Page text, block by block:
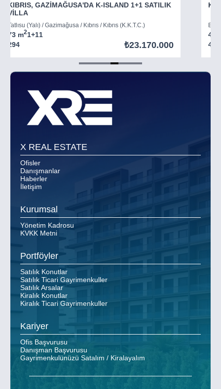
KIBRIS, GAZİMAĞUSA'DA K-ISLAND 1+1 SATILIK
VİLLA
Tatlısu (Yalı) / Gazimağusa / Kıbrıs / Kıbrıs (K.K.T.C.)
73 m21+11
294
₺23.170.000
45
403
of
X REAL ESTATE
Ofisler
Danışmanlar
Haberler
İletişim
Kurumsal
Yönetim Kadrosu
KVKK Metni
Portföyler
Satılık Konutlar
Satılık Ticari Gayrimenkuller
Satılık Arsalar
Kiralık Konutlar
Kiralık Ticari Gayrimenkuller
Kariyer
Ofis Başvurusu
Danışman Başvurusu
Gayrimenkulünüzü Satalım / Kiralayalım